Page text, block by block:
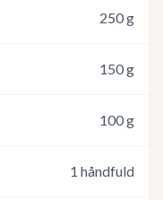
250g
150g
100g
1 håndfuld